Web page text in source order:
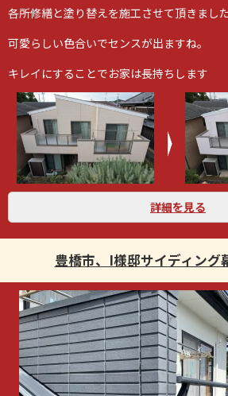
各所修繕と塗り替えを施工させて頂きまし
可愛らしい色合いでセンスが出ますね。
キレイにすることでお家は長持ちします
詳細を見る
豊橋市、I様邸サイディング